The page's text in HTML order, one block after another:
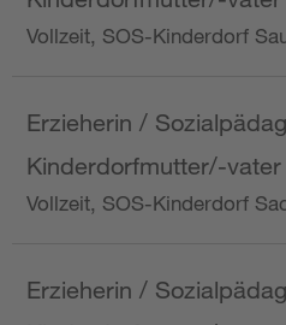
Vollzeit, SOS-Kinderdorf
Erzieherin /
Kinderdorfmutter/-vater
Vollzeit, SOS-Kinderdorf
Erzieherin /